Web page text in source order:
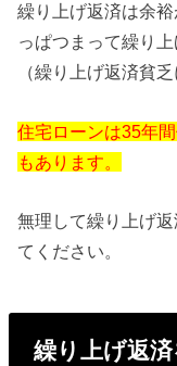
繰り上げ返済は余
っぱつまって繰り
（繰り上げ返済貧
住宅ローンは35年
もあります。
無理して繰り上げ
てください。
繰り上げ返